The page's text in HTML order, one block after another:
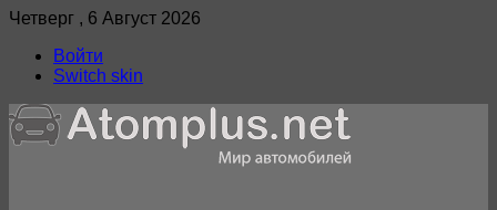
Четверг , 6 Август 2026
Войти
Switch skin